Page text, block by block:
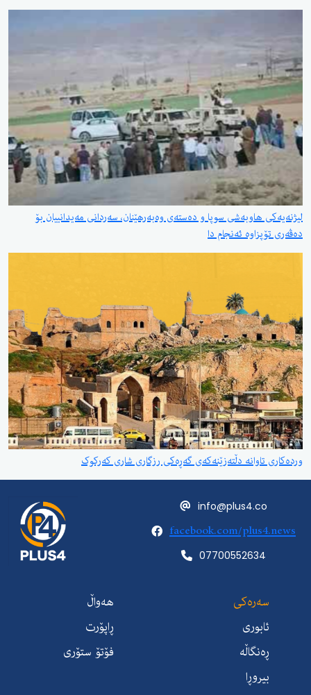
لیژنەیەکی هاوبەشی سوپا و دەستەی وەبەرهێنان، سەردانی مەیدانییان بۆ
دەڤەری تۆپزاوە ئەنجام دا
وردەکاری تاوانە دڵتەزێنەکەی گەڕەکی رزگاری شاری کەرکوک
info@plus4.co
facebook.com/plus4.news
07700552634
سەرەکی
هەواڵ
ئابوری
ڕاپۆرت
ڕەنگاڵە
فۆتۆ ستۆری
بیروڕا